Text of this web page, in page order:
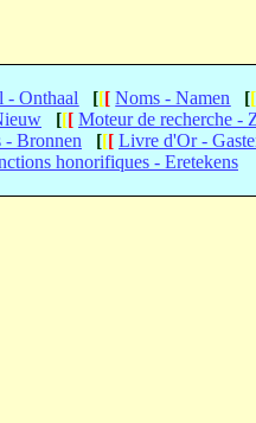
- Onthaal [[[ Noms - Namen [[
[[[ Moteur de recherche -
- Bronnen [[[ Livre d'Or -
honorifiques - Eretekens